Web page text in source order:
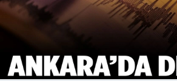
Yaşam